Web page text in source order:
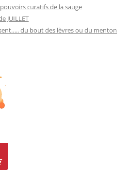
curatifs de la sauge
JUILLET
du bout des lèvres ou du menton